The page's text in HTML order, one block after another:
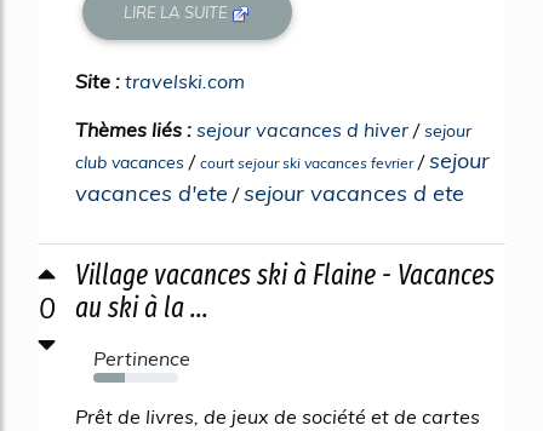
LIRE LA SUITE
Site : travelski.com
Thèmes liés : sejour vacances d hiver /sejour
club vacances / court sejour ski vacances fevrier/sejour
vacances d'ete /sejour vacances d ete
0
Village vacances ski à Flaine - Vacances
au ski à la ...
Pertinence
37%
Prêt de livres, de jeux de société et de cartes